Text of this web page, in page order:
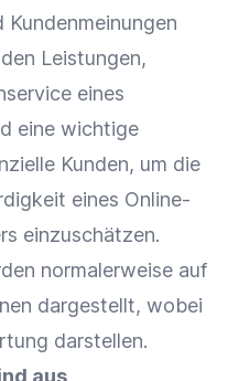
Leistungen,
eines
eine wichtige
Kunden, um die
eines Online-
einzuschätzen.
normalerweise auf
dargestellt, wobei
darstellen.
aus